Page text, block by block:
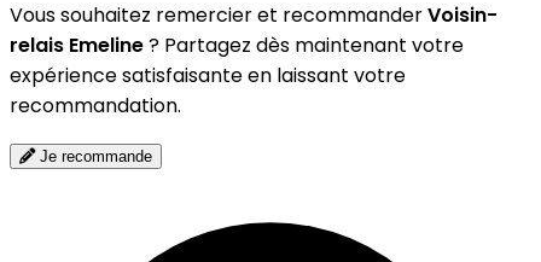
Vous souhaitez remercier et recommanderVoisin-
relais Emeline? Partagez dès maintenant votre
expérience satisfaisante en laissant votre
recommandation.
Je recommande